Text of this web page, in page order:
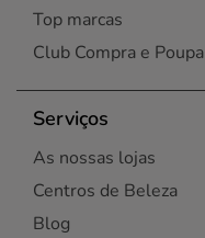
Top marcas
Club Compra e Poupa
Serviços
As nossas lojas
Centros de Beleza
Blog